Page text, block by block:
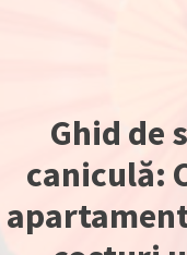
Ghid de
caniculă: